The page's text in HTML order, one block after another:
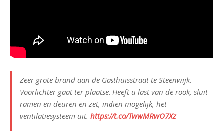
Zeer grote brand aan de Gasthuisstraat te Steenwijk.
Voorlichter gaat ter plaatse. Heeft u last van de rook, sluit
ramen en deuren en zet, indien mogelijk, het
ventilatiesysteem uit. https://t.co/TwwMRwO7Xz